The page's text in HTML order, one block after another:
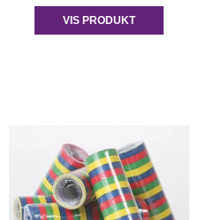
VIS PRODUKT